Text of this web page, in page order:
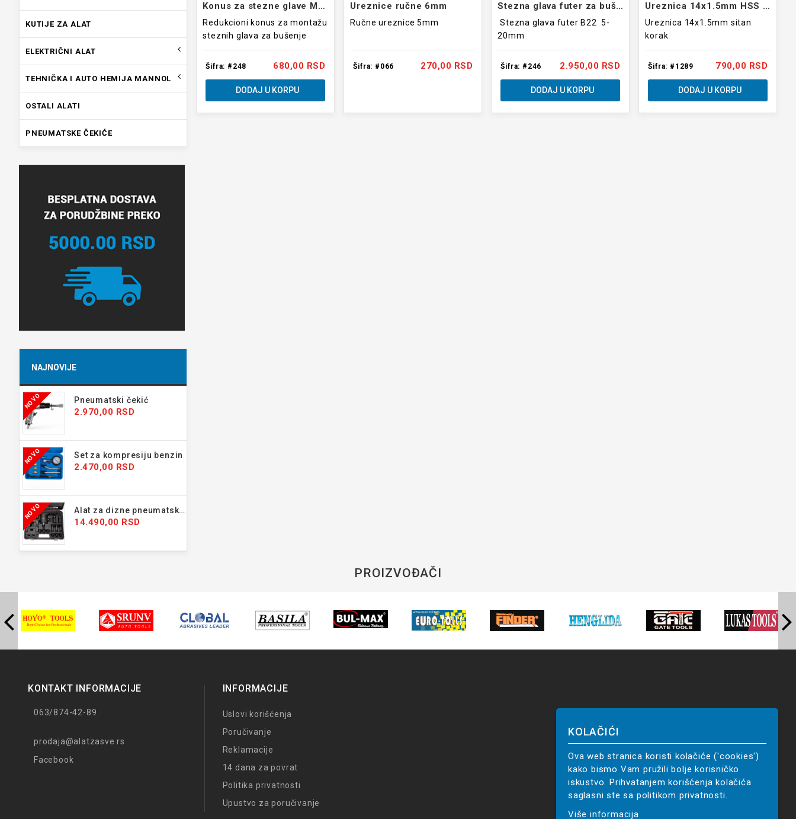
KUTIJE ZA ALAT
ELEKTRIČNI ALAT
TEHNIČKA I AUTO HEMIJA MANNOL
OSTALI ALATI
PNEUMATSKE ČEKIĆE
NAJNOVIJE
NOVO Pneumatski čekić
2.970,00 RSD
NOVO Set za kompresiju benzin
2.470,00 RSD
NOVO Alat za dizne pneumatski 24 kom
14.490,00 RSD
Konus za stezne glave MK3-B22
Redukcioni konus za montažu
steznih glava za bušenje
Šifra: #248 680,00 RSD
DODAJ U KORPU
Ureznice ručne 6mm
Ručne ureznice 5mm
Šifra: #066 270,00 RSD
Stezna glava futer za bušilice 5-20mm
Stezna glava futer B22 5-
20mm
Šifra: #246 2.950,00 RSD
DODAJ U KORPU
Ureznica 14x1.5mm HSS TiN
Ureznica 14x1.5mm sitan
korak
Šifra: #1289 790,00 RSD
DODAJ U KORPU
PROIZVOĐAČI
KONTAKT INFORMACIJE
063/874-42-89
prodaja@alatzasve.rs
Facebook
INFORMACIJE
Uslovi korišćenja
Poručivanje
Reklamacije
14 dana za povrat
Politika privatnosti
Upustvo za poručivanje
KOLAČIĆI
Ova web stranica koristi kolačiće ('cookies')
kako bismo Vam pružili bolje korisničko
iskustvo. Prihvatanjem korišćenja kolačića
saglasni ste sa politikom privatnosti.
Više informacija